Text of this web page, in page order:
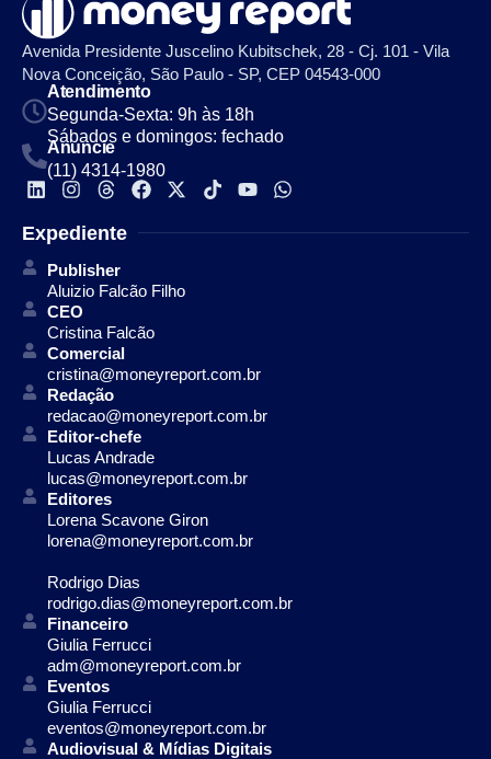
Avenida Presidente Juscelino Kubitschek, 28 - Cj. 101 - Vila
Nova Conceição, São Paulo - SP, CEP 04543-000
Atendimento
Segunda-Sexta: 9h às 18h
Sábados e domingos: fechado
Anuncie
(11) 4314-1980
Expediente
Publisher
Aluizio Falcão Filho
CEO
Cristina Falcão
Comercial
cristina@moneyreport.com.br
Redação
redacao@moneyreport.com.br
Editor-chefe
Lucas Andrade
lucas@moneyreport.com.br
Editores
Lorena Scavone Giron
lorena@moneyreport.com.br
Rodrigo Dias
rodrigo.dias@moneyreport.com.br
Financeiro
Giulia Ferrucci
adm@moneyreport.com.br
Eventos
Giulia Ferrucci
eventos@moneyreport.com.br
Audiovisual & Mídias Digitais